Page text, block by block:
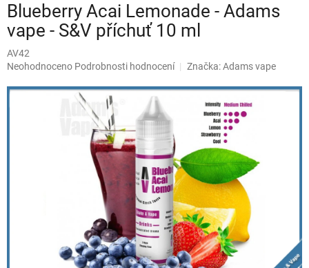
Blueberry Acai Lemonade - Adams
vape - S&V příchuť 10 ml
AV42
Průměrné
produktu
je
Neohodnoceno Podrobnosti hodnocení Značka:Adams vape